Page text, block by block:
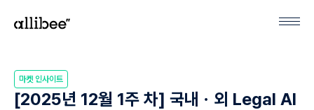
마켓 인사이트
[2025년 12월 1주 차] 국내ㆍ외 Legal AI